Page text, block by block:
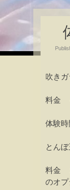
吹き
料金
体験
とん
料金
のオプ